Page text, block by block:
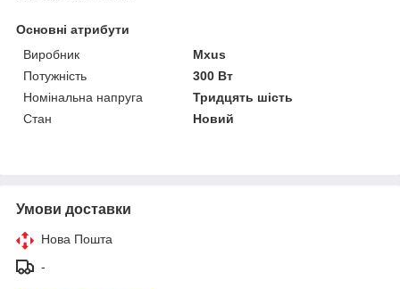
Основні атрибути
Виробник
Mxus
Потужність
300 Вт
Номінальна напруга
Тридцять шість
Стан
Новий
Умови доставки
Нова Пошта
-